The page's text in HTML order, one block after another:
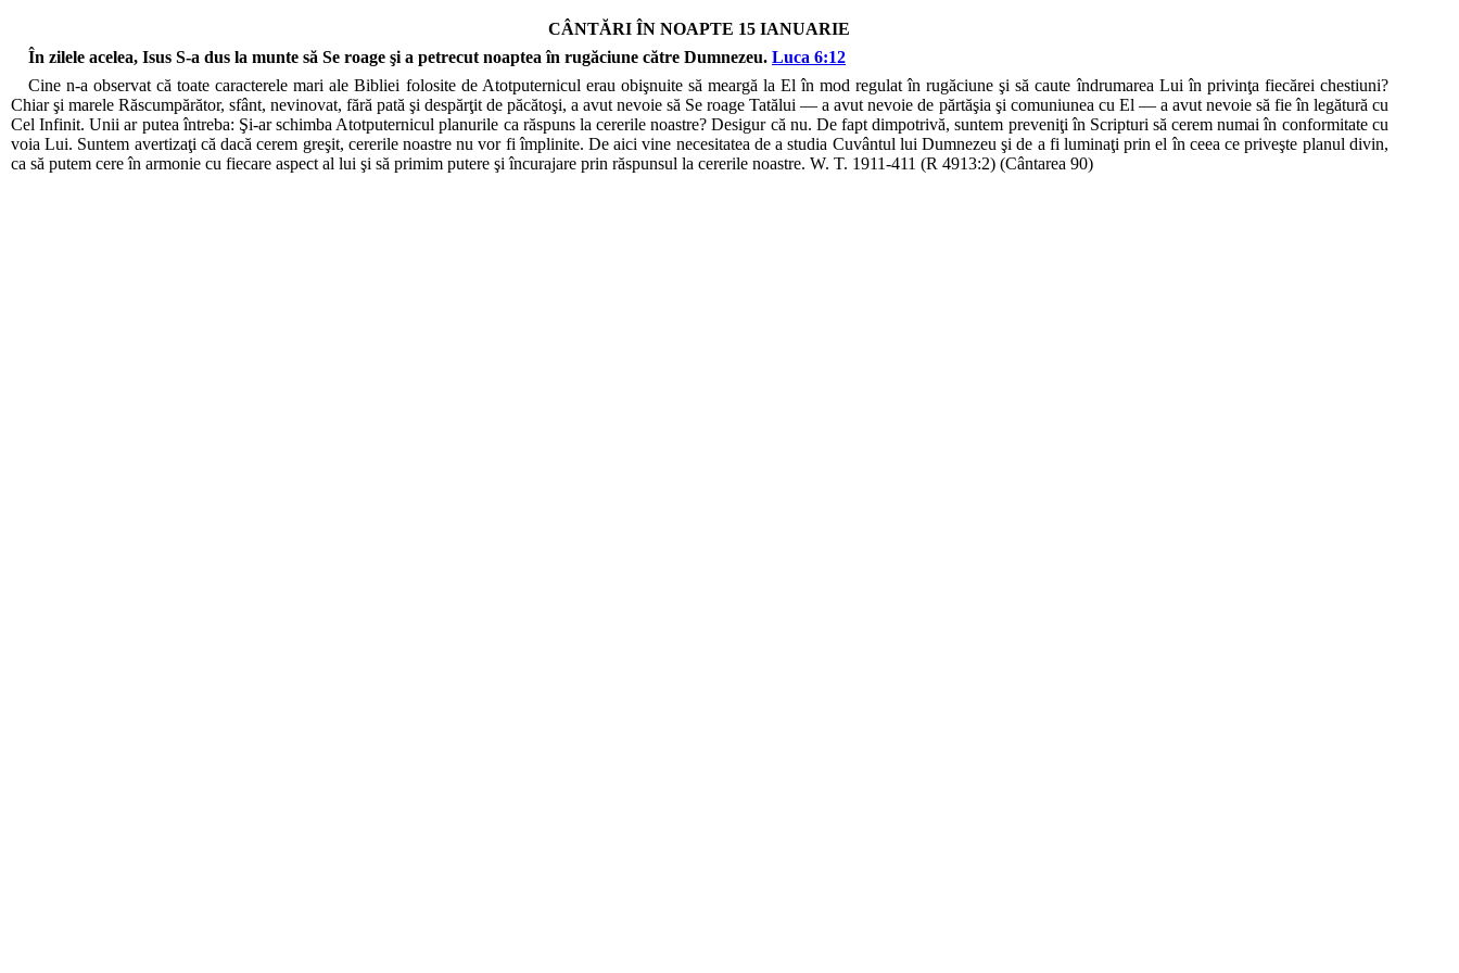
CÂNTĂRI ÎN NOAPTE 15 IANUARIE
În zilele acelea, Isus S-a dus la munte să Se roage şi a petrecut noaptea în rugăciune către Dumnezeu. Luca 6:12
Cine n-a observat că toate caracterele mari ale Bibliei folosite de Atotputernicul erau obişnuite să meargă la El în mod regulat în rugăciune şi să caute îndrumarea Lui în privinţa fiecărei chestiuni?
Chiar şi marele Răscumpărător, sfânt, nevinovat, fără pată şi despărţit de păcătoşi, a avut nevoie să Se roage Tatălui — a avut nevoie de părtăşia şi comuniunea cu El — a avut nevoie să fie în legătură cu
Cel Infinit. Unii ar putea întreba: Şi-ar schimba Atotputernicul planurile ca răspuns la cererile noastre? Desigur că nu. De fapt dimpotrivă, suntem preveniţi în Scripturi să cerem numai în conformitate cu
voia Lui. Suntem avertizaţi că dacă cerem greşit, cererile noastre nu vor fi împlinite. De aici vine necesitatea de a studia Cuvântul lui Dumnezeu şi de a fi luminaţi prin el în ceea ce priveşte planul divin,
ca să putem cere în armonie cu fiecare aspect al lui şi să primim putere şi încurajare prin răspunsul la cererile noastre. W. T. 1911-411 (R 4913:2) (Cântarea 90)